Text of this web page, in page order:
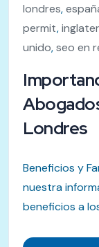
londres,
permit,
unido,seo en
Londres
Beneficios y
nuestra
beneficios a